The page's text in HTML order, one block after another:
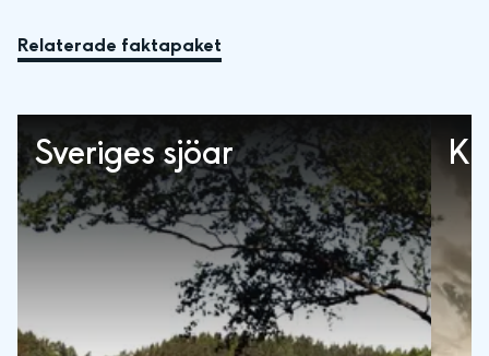
Relaterade faktapaket
Sveriges sjöar